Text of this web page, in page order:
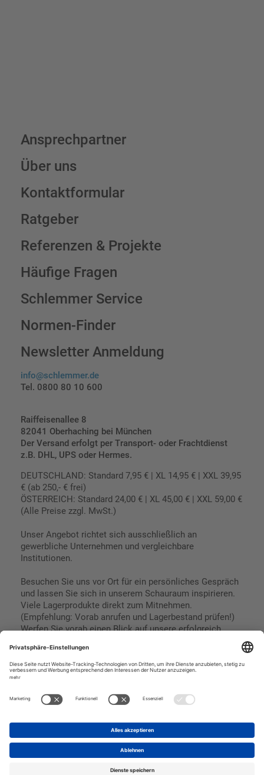
Ansprechpartner
Über uns
Kontaktformular
Ratgeber
Referenzen & Projekte
Häufige Fragen
Schlemmer Service
Normen-Finder
Newsletter Anmeldung
info@schlemmer.de
Tel. 0800 80 10 600
Raiffeisenallee 8
82041 Oberhaching bei München
Der Versand erfolgt per Transport- oder Frachtdienst
z.B. DHL, UPS oder Hermes.
DEUTSCHLAND: Standard 7,95 € | XL 14,95 € | XXL 39,95
€ (ab 250,- € frei)
ÖSTERREICH: Standard 24,00 € | XL 45,00 € | XXL 59,00 €
(Alle Preise zzgl. MwSt.)
Unser Angebot richtet sich ausschließlich an
gewerbliche Unternehmen und vergleichbare
Institutionen.
Besuchen Sie uns vor Ort für ein persönliches Gespräch
und lassen Sie sich in unserem Schauraum inspirieren.
Viele Lagerprodukte direkt zum Mitnehmen.
(Empfehlung: Vorab anrufen und Lagerbestand prüfen!)
Werfen Sie vorab einen Blick auf unsere erfolgreich
Impressum
Datenschutz
SEPA Lastschrift
Kreditkarte
Rechnungskauf